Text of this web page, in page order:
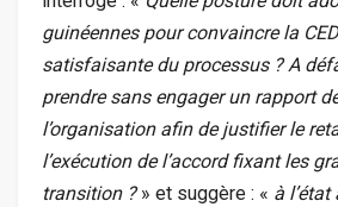
guinéennes pour convaincre la
satisfaisante du processus ? A
prendre sans engager un rapport
l’organisation afin de justifier le
l’exécution de l’accord fixant les
transition ?» et suggère : « à